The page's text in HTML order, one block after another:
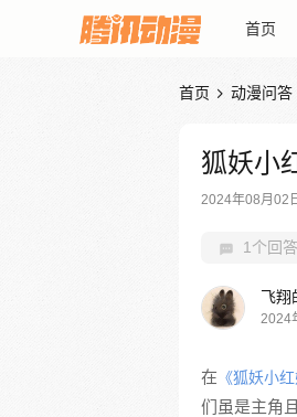
首页
首页  动漫问答
狐妖小
2024年08月02
1个回答
飞翔
2024
在 《狐妖小红
们虽是主角